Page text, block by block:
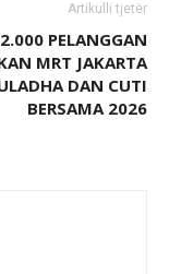
Artikulli tjetër
PELANGGAN
MRT JAKARTA
DAN CUTI
BERSAMA 2026